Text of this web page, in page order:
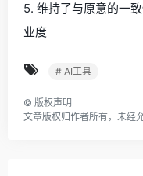
5. 维持了与原意的一
业度
# AI工具
© 版权声明
文章版权归作者所有，未经